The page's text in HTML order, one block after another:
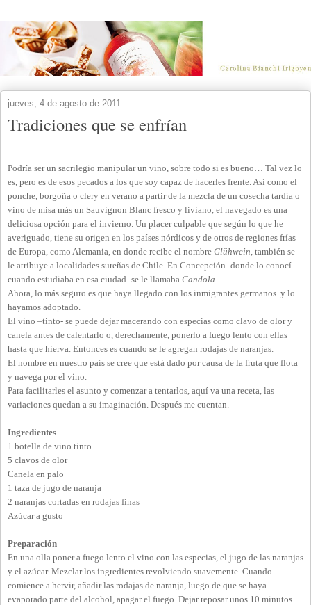
jueves, 4 de agosto de 2011
Tradiciones que se enfrían
Podría ser un sacrilegio manipular un vino, sobre todo si es bueno… Tal vez lo
es, pero es de esos pecados a los que soy capaz de hacerles frente. Así como el
ponche, borgoña o clery en verano a partir de la mezcla de un cosecha tardía o
vino de misa más un Sauvignon Blanc fresco y liviano, el navegado es una
deliciosa opción para el invierno. Un placer culpable que según lo que he
averiguado, tiene su origen en los países nórdicos y de otros de regiones frías
de Europa, como Alemania, en donde recibe el nombre Glühwein, también se
le atribuye a localidades sureñas de Chile. En Concepción -donde lo conocí
cuando estudiaba en esa ciudad- se le llamaba Candola
Ahora, lo más seguro es que haya llegado con los inmigrantes germanos y lo
hayamos adoptado.
El vino –tinto- se puede dejar macerando con especias como clavo de olor y
canela antes de calentarlo o, derechamente, ponerlo a fuego lento con ellas
hasta que hierva. Entonces es cuando se le agregan rodajas de naranjas.
El nombre en nuestro país se cree que está dado por causa de la fruta que flota
y navega por el vino.
Para facilitarles el asunto y comenzar a tentarlos, aquí va una receta, las
variaciones quedan a su imaginación. Después me cuentan.
Ingredientes
1 botella de vino tinto
5 clavos de olor
Canela en palo
1 taza de jugo de naranja
2 naranjas cortadas en rodajas finas
Azúcar a gusto
Preparación
En una olla poner a fuego lento el vino con las especias, el jugo de las naranjas
y el azúcar. Mezclar los ingredientes revolviendo suavemente. Cuando
comience a hervir, añadir las rodajas de naranja, luego de que se haya
evaporado parte del alcohol, apagar el fuego. Dejar reposar unos 10 minutos